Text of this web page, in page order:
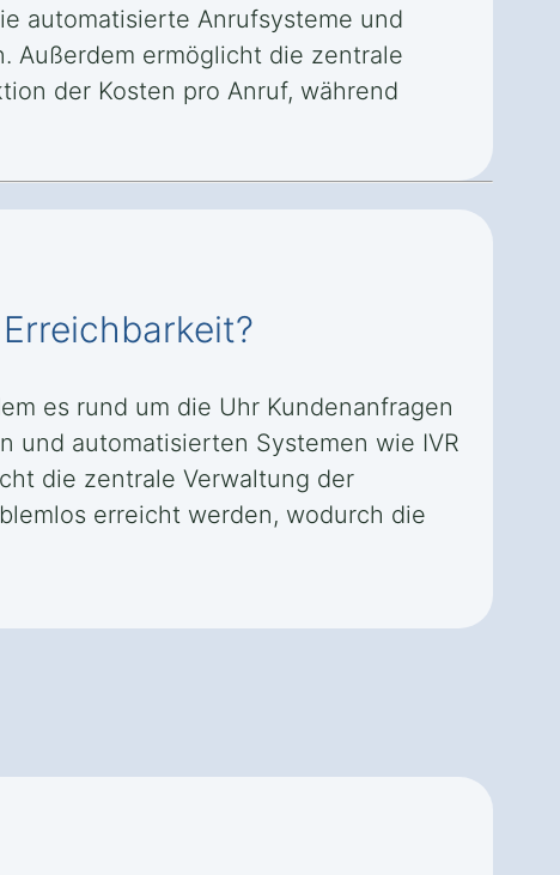
automatisierte Anrufsysteme und
Außerdem ermöglicht die zentrale
der Kosten pro Anruf, während
es rund um die Uhr Kundenanfragen
und automatisierten Systemen wie IVR
die zentrale Verwaltung der
erreicht werden, wodurch die